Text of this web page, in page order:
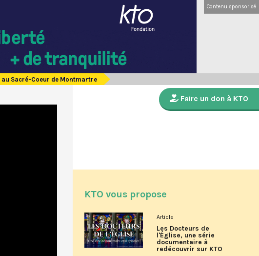
Contenu sponsorisé
Sacré-Coeur de Montmartre
Faire un don à KTO
KTO vous propose
Article
Les Docteurs de
l'Église, une série
documentaire à
redécouvrir sur KTO